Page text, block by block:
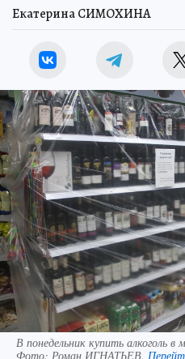
Екатерина СИМОХИНА
В понедельник купить алкоголь в
Фото: Роман ИГНАТЬЕВ.